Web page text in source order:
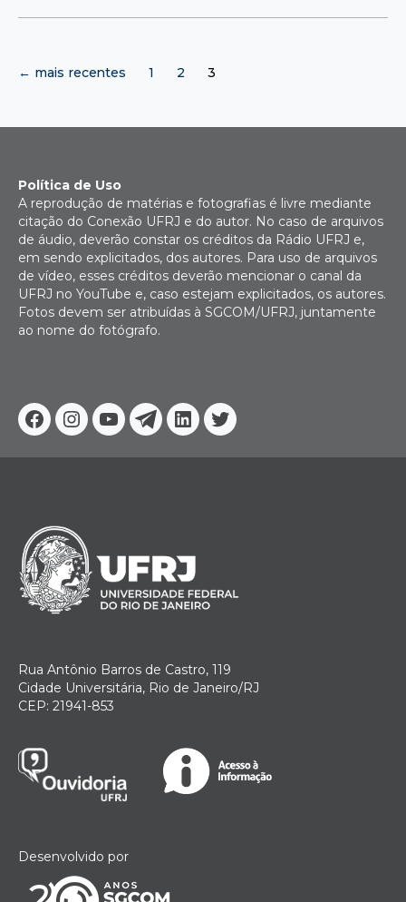
de
← mais recentes 1 2 3
Facebook
Instagram
YoutubeTelegram
Linkedin
Twitter
Política de Uso
A reprodução de matérias e fotografias é livre mediante
citação do Conexão UFRJ e do autor. No caso de arquivos
de áudio, deverão constar os créditos da Rádio UFRJ e,
em sendo explicitados, dos autores. Para uso de arquivos
de vídeo, esses créditos deverão mencionar o canal da
UFRJ no YouTube e, caso estejam explicitados, os autores.
Fotos devem ser atribuídas à SGCOM/UFRJ, juntamente
ao nome do fotógrafo.
Rua Antônio Barros de Castro, 119
Cidade Universitária, Rio de Janeiro/RJ
CEP: 21941-853
Desenvolvido por